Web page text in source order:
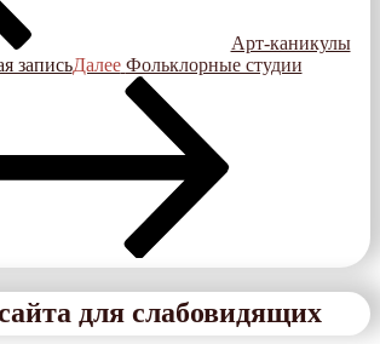
Арт-каникулы
записьДалее Фольклорные студии
для слабовидящих